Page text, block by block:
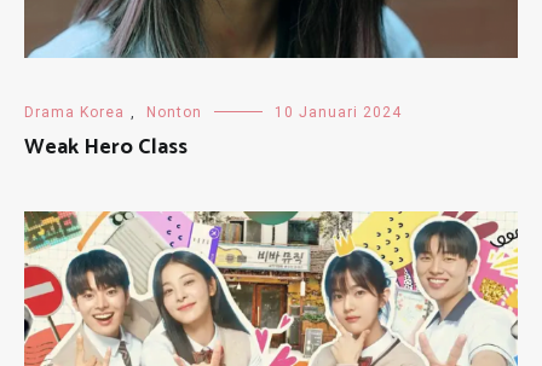
Drama Korea , Nonton 10 Januari 2024
Weak Hero Class